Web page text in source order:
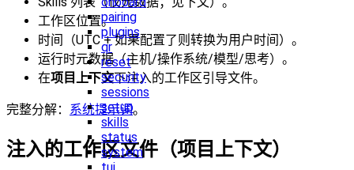
pairing
plugins
qr
reset
security
sessions
setup
skills
status
system
工作区位置。
时间（UTC + 如果配置了则转换为用户时间）。
运行时元数据（主机/操作系统/模型/思考）。
在项目上下文下注入的工作区引导文件。
完整分解： 系统提示词。
注入的工作区文件（项目上下文）